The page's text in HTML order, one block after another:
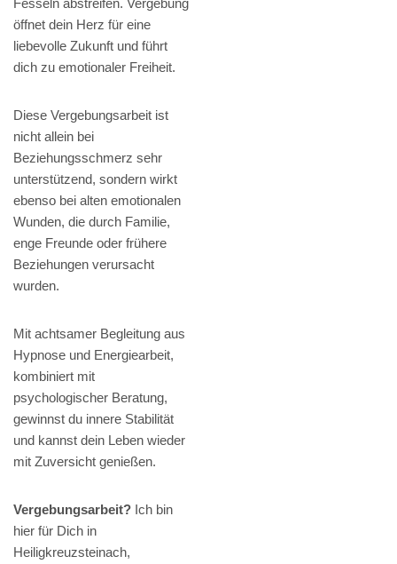
öffnet dein Herz für eine
liebevolle Zukunft und führt
dich zu emotionaler Freiheit.
Diese Vergebungsarbeit ist
nicht allein bei
Beziehungsschmerz sehr
unterstützend, sondern wirkt
ebenso bei alten emotionalen
Wunden, die durch Familie,
enge Freunde oder frühere
Beziehungen verursacht
wurden.
Mit achtsamer Begleitung aus
Hypnose und Energiearbeit,
kombiniert mit
psychologischer Beratung,
gewinnst du innere Stabilität
und kannst dein Leben wieder
mit Zuversicht genießen.
Vergebungsarbeit? Ich bin
hier für Dich in
Heiligkreuzsteinach,